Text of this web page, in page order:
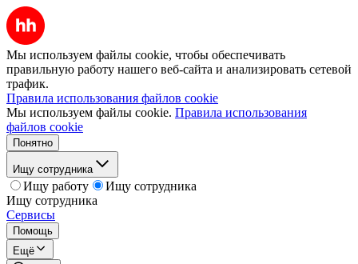
Мы используем файлы cookie, чтобы обеспечивать
правильную работу нашего веб-сайта и анализировать сетевой
трафик.
Правила использования файлов cookie
Мы используем файлы cookie. Правила использования
файлов cookie
Понятно
Ищу сотрудника
Ищу работу
Ищу сотрудника
Ищу сотрудника
Сервисы
Помощь
Ещё